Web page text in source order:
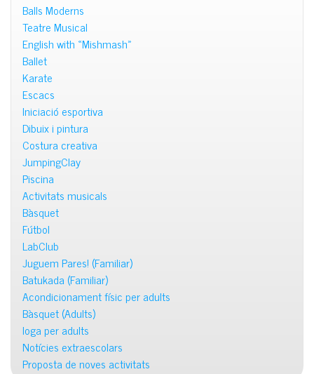
Balls Moderns
Teatre Musical
English with «Mishmash»
Ballet
Karate
Escacs
Iniciació esportiva
Dibuix i pintura
Costura creativa
JumpingClay
Piscina
Activitats musicals
Bàsquet
Fútbol
LabClub
Juguem Pares! (Familiar)
Batukada (Familiar)
Acondicionament físic per adults
Bàsquet (Adults)
Ioga per adults
Notícies extraescolars
Proposta de noves activitats